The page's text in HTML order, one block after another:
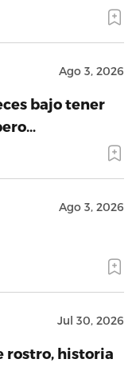
Ago 3, 2026
bajo tener
Ago 3, 2026
Jul 30, 2026
rostro, historia